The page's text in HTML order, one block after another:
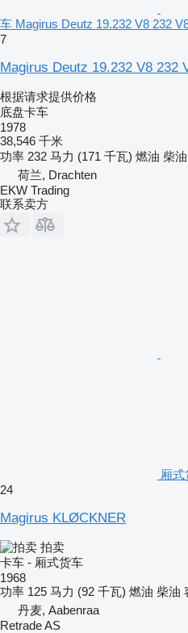
车 Magirus Deutz 19.232 V8 232
7
Magirus Deutz 19.232 V8 232
根据请求提供价格
底盘卡车
1978
38,546 千米
功率 232 马力 (171 千瓦) 燃油 柴油
荷兰, Drachten
EKW Trading
联系卖方
厢
24
Magirus KLØCKNER
拍卖
卡车 - 厢式货车
1968
功率 125 马力 (92 千瓦) 燃油 柴油
丹麦, Aabenraa
Retrade AS